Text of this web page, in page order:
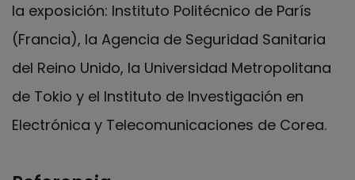
la exposición: Instituto Politécnico de París
(Francia), la Agencia de Seguridad Sanitaria
del Reino Unido, la Universidad Metropolitana
de Tokio y el Instituto de Investigación en
Electrónica y Telecomunicaciones de Corea.